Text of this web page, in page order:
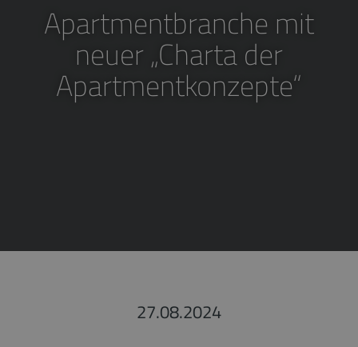
Apartmentbranche mit
neuer „Charta der
Apartmentkonzepte“
27.08.2024